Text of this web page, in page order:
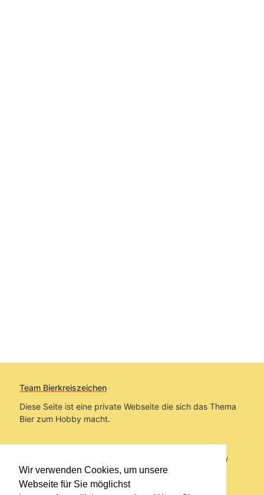
Wir verwenden Cookies, um unsere
Webseite für Sie möglichst
Team Bierkreiszeichen
Diese Seite ist eine private Webseite die sich das Thema
Bier zum Hobby macht.
Sie befinden sich auf https://www.bierkreiszeichen.at/
im Pfad:Bierkreiszeichen/Gesammelte Biere